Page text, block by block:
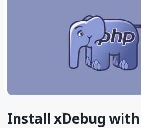
Install xDebug